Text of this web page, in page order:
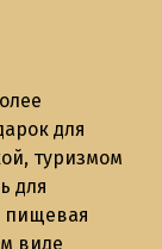
для
туризмом
для
пищевая
виде